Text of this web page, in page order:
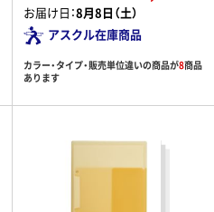
お届け日：8月8日（土）
アスクル在庫商品
カラー・タイプ・販売単位違いの商品が8商品
あります